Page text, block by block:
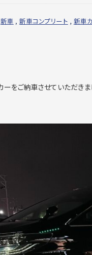
新車 ,新車コンプリート , 新車
ご納車させていただきまし